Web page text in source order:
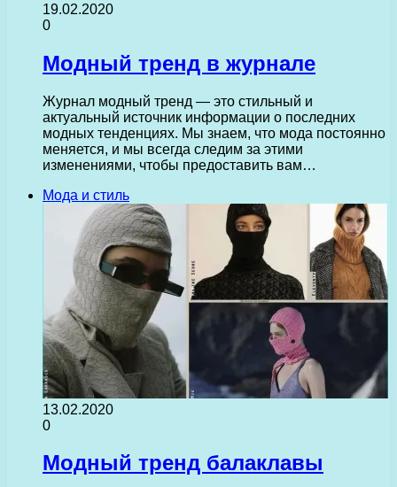
19.02.2020
0
Модный тренд в журнале
Журнал модный тренд — это стильный и
актуальный источник информации о последних
модных тенденциях. Мы знаем, что мода постоянно
меняется, и мы всегда следим за этими
изменениями, чтобы предоставить вам…
Мода и стиль
13.02.2020
0
Модный тренд балаклавы